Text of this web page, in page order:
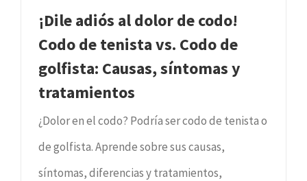
¡Dile adiós al dolor de codo!
Codo de tenista vs. Codo de
golfista: Causas, síntomas y
tratamientos
¿Dolor en el codo? Podría ser codo de tenista o
de golfista. Aprende sobre sus causas,
síntomas, diferencias y tratamientos,